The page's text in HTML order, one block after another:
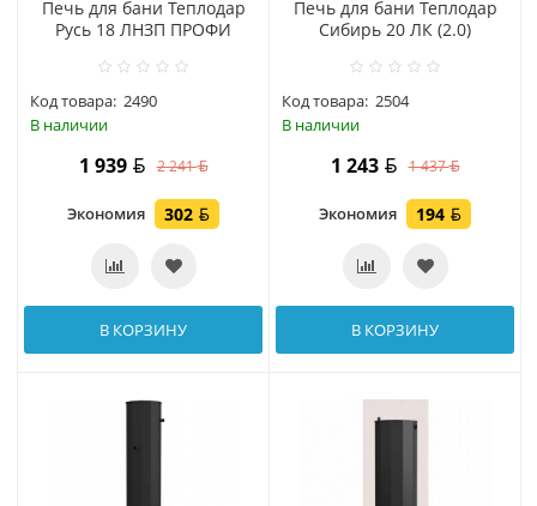
Печь для бани Теплодар
Русь 18 ЛНЗП ПРОФИ
Код товара: 2490
В наличии
1 939 2 241
Экономия 302
В КОРЗИНУ
Печь для бани Теплодар
Сибирь 20 ЛК (2.0)
Код товара: 2504
В наличии
1 243 1 437
Экономия 194
В КОРЗИНУ